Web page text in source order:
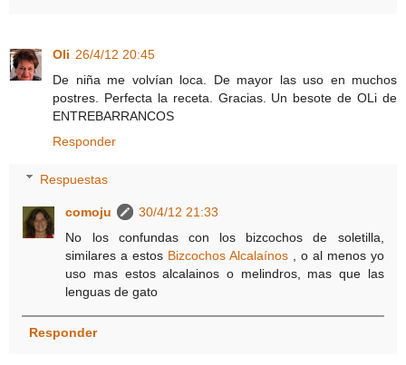
Oli 26/4/12 20:45
De niña me volvían loca. De mayor las uso en muchos
postres. Perfecta la receta. Gracias. Un besote de OLi de
ENTREBARRANCOS
Responder
Respuestas
comoju
30/4/12 21:33
No los confundas con los bizcochos de soletilla,
similares a estos Bizcochos Alcalaínos
, o al menos yo
uso mas estos alcalainos o melindros, mas que las
lenguas de gato
Responder